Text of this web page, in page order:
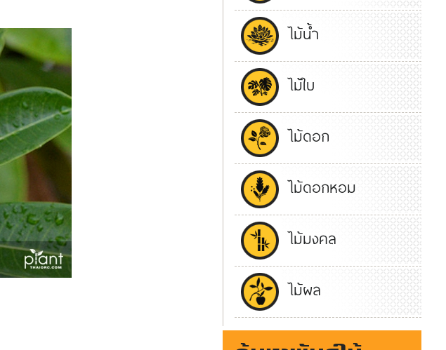
ไม้น้ำ
ไม้ใบ
ไม้ดอก
ไม้ดอกหอม
ไม้มงคล
ไม้ผล